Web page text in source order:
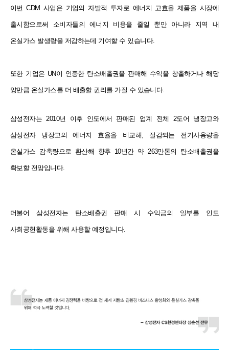
이번 CDM 사업은 기업의 자발적 투자로 에너지 고효율 제품을 시장에
출시함으로써 소비자들의 에너지 비용을 줄일 뿐만 아니라 지역 내
온실가스 발생량을 저감하는데 기여할 수 있습니다.
또한 기업은 UN이 인증한 탄소배출권을 판매해 수익을 창출하거나 해당
양만큼 온실가스를 더 배출할 권리를 가질 수 있습니다.
삼성전자는 2010년 이후 인도에서 판매된 업계 전체 2도어 냉장고와
삼성전자 냉장고의 에너지 효율을 비교해, 절감되는 전기사용량을
온실가스 감축량으로 환산해 향후 10년간 약 263만톤의 탄소배출권을
확보할 전망입니다.
더불어 삼성전자는 탄소배출권 판매 시 수익금의 일부를 인도
사회공헌활동을 위해 사용할 예정입니다.